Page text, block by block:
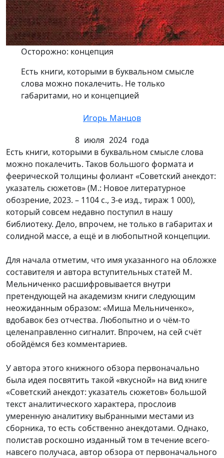
Осторожно: концепция
Есть книги, которыми в буквальном смысле
слова можно покалечить. Не только
габаритами, но и концепцией
Игорь Манцов
8 июля 2024 года
Есть книги, которыми в буквальном смысле слова
можно покалечить. Таков большого формата и
феерической толщины фолиант «Советский анекдот:
указатель сюжетов» (М.: Новое литературное
обозрение, 2023. – 1104 с., 3-е изд., тираж 1 000),
который совсем недавно поступил в нашу
библиотеку. Дело, впрочем, не только в габаритах и
солидной массе, а ещё и в любопытной концепции.
Для начала отметим, что имя указанного на обложке
составителя и автора вступительных статей М.
Мельниченко расшифровывается внутри
претендующей на академизм книги следующим
неожиданным образом: «Миша Мельниченко»,
вдобавок без отчества. Любопытно и о чём-то
целенаправленно сигналит. Впрочем, на сей счёт
обойдёмся без комментариев.
У автора этого книжного обзора первоначально
была идея посвятить такой «вкусной» на вид книге
«Советский анекдот: указатель сюжетов» большой
текст аналитического характера, прослоив
умеренную аналитику выбранными местами из
сборника, то есть собственно анекдотами. Однако,
полистав роскошно изданный том в течение всего-
навсего получаса, автор обзора от первоначального